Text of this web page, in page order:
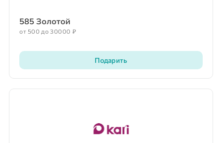
585 Золотой
от 500 до 30000 ₽
Подарить